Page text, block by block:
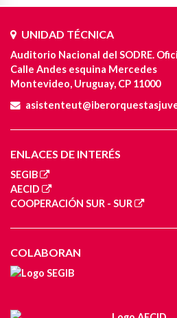
UNIDAD TÉCNICA
Auditorio Nacional del SODRE.
Calle Andes esquina Mercedes
Montevideo, Uruguay, CP 11000
ENLACES DE INTERÉS
SEGIB
AECID
COOPERACIÓN SUR - SUR
COLABORAN